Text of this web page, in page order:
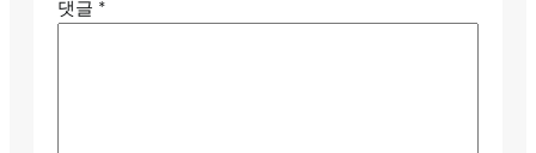
댓글 *